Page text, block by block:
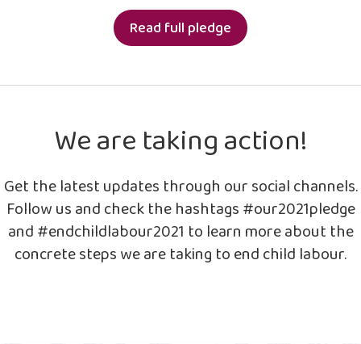
Read full pledge
We are taking action!
Get the latest updates through our social channels.
Follow us and check the hashtags #our2021pledge
and #endchildlabour2021 to learn more about the
concrete steps we are taking to end child labour.